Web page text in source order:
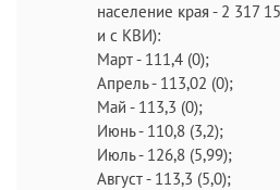
население края - 2 317
и с КВИ):
Март - 111,4 (0);
Апрель - 113,02 (0);
Май - 113,3 (0);
Июнь - 110,8 (3,2);
Июль - 126,8 (5,99);
Август - 113,3 (5,0);